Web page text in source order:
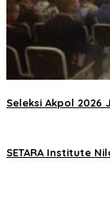
Seleksi Akpol 2026
SETARA Institute